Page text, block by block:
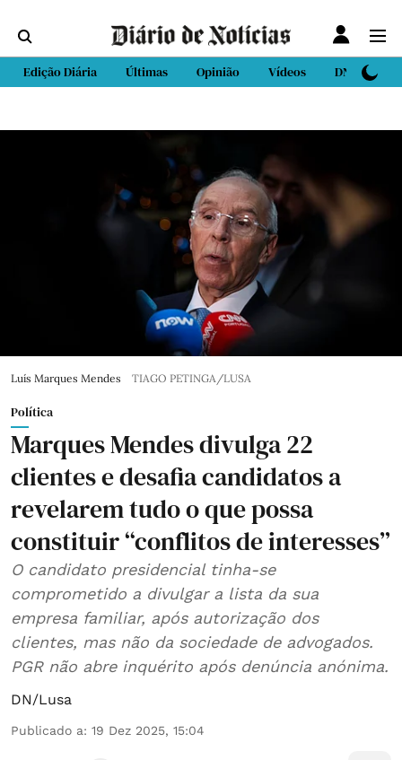
Edição Diária Últimas Opinião Vídeos DN Sport
Luís Marques Mendes TIAGO PETINGA/LUSA
Política
Marques Mendes divulga 22
clientes e desafia candidatos a
revelarem tudo o que possa
constituir “conflitos de interesses”
O candidato presidencial tinha-se
comprometido a divulgar a lista da sua
empresa familiar, após autorização dos
clientes, mas não da sociedade de advogados.
PGR não abre inquérito após denúncia anónima.
DN/Lusa
Publicado a: 19 Dez 2025, 15:04